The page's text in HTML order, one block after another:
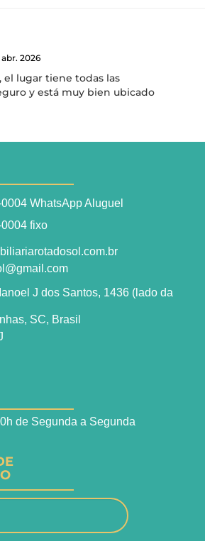
abr. 2026
el lugar tiene todas las
y está muy bien ubicado
WhatsApp Aluguel
fixo
J dos Santos, 1436 (lado da
SC, Brasil
de Segunda a Segunda